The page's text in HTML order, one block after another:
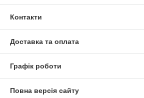
Контакти
Доставка та оплата
Графік роботи
Повна версія сайту